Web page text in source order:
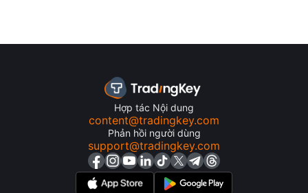
Hợp tác Nội dung
content@tradingkey.com
Phản hồi người dùng
support@tradingkey.com